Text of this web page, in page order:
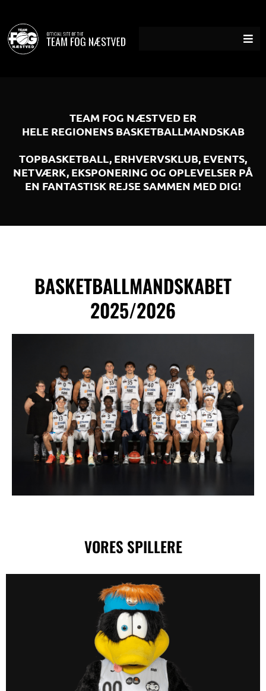
indholdet
TEAM FOG NÆSTVED ER
HELE REGIONENS BASKETBALLMANDSKAB
TOPBASKETBALL, ERHVERVSKLUB, EVENTS,
NETVÆRK, EKSPONERING OG OPLEVELSER PÅ
EN FANTASTISK REJSE SAMMEN MED DIG!
BASKETBALLMANDSKABET
2025/2026
VORES SPILLERE